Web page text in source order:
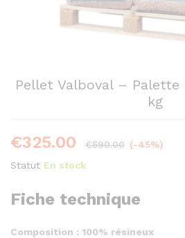
Pellet Valboval – Palette
kg
€325.00 €590.00 (-45%)
Statut En stock
Fiche technique
Composition : 100% résineux